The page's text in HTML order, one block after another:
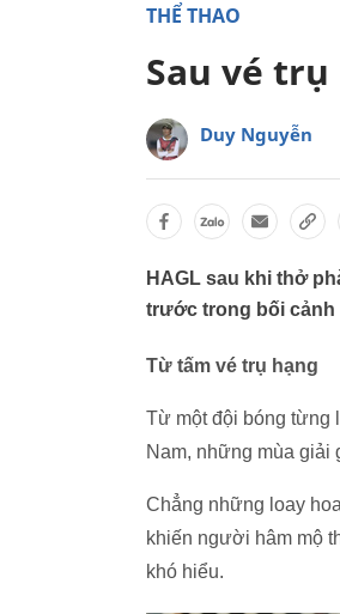
THỂ THAO
Sau vé trụ
Duy Nguyễn
HAGL sau khi thở
trước trong bối cảnh
Từ tấm vé trụ hạng
Từ một đội bóng từng
Nam, những mùa giải
Chẳng những loay
khiến người hâm mộ
khó hiểu.